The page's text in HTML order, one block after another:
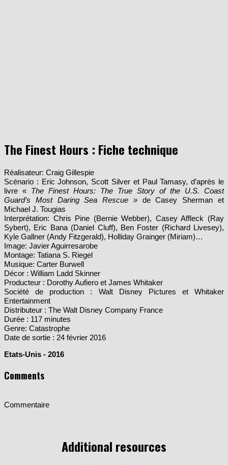
The Finest Hours : Fiche technique
Réalisateur: Craig Gillespie
Scénario : Eric Johnson, Scott Silver et Paul Tamasy, d’après le
livre « The Finest Hours: The True Story of the U.S. Coast
Guard’s Most Daring Sea Rescue »de Casey Sherman et
Michael J. Tougias
Interprétation: Chris Pine (Bernie Webber), Casey Affleck (Ray
Sybert), Eric Bana (Daniel Cluff), Ben Foster (Richard Livesey),
Kyle Gallner (Andy Fitzgerald), Holliday Grainger (Miriam)…
Image: Javier Aguirresarobe
Montage: Tatiana S. Riegel
Musique: Carter Burwell
Décor : William Ladd Skinner
Producteur : Dorothy Aufiero et James Whitaker
Société de production : Walt Disney Pictures et Whitaker
Entertainment
Distributeur : The Walt Disney Company France
Durée : 117 minutes
Genre: Catastrophe
Date de sortie : 24 février 2016
Etats-Unis - 2016
Comments
Commentaire
Additional resources